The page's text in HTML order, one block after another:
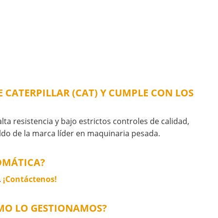
(CAT) Y CUMPLE CON LOS
resistencia y bajo estrictos controles de calidad,
de la marca líder en maquinaria pesada.
¡Contáctenos!
LO GESTIONAMOS?